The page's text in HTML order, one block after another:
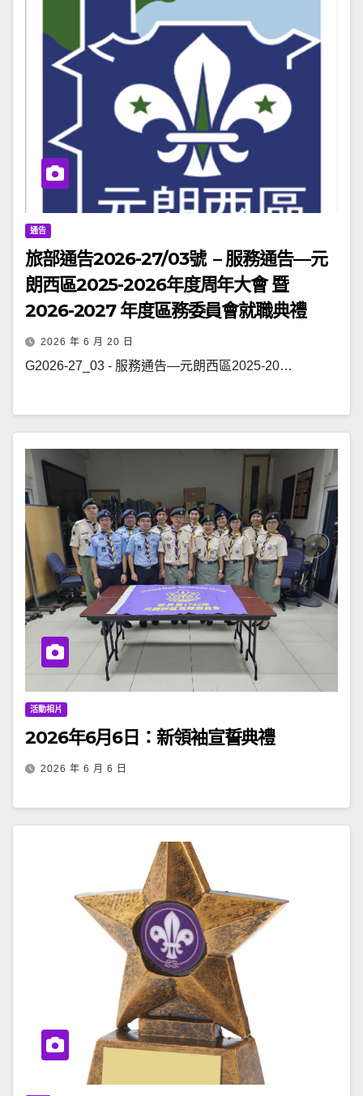
通告
旅部通告2026-27/03號 – 服務通告—元
朗西區2025-2026年度周年大會 暨
2026-2027 年度區務委員會就職典禮
2026 年 6 月 20 日
G2026-27_03 - 服務通告—元朗西區2025-20…
活動相片
2026年6月6日：新領袖宣誓典禮
2026 年 6 月 6 日